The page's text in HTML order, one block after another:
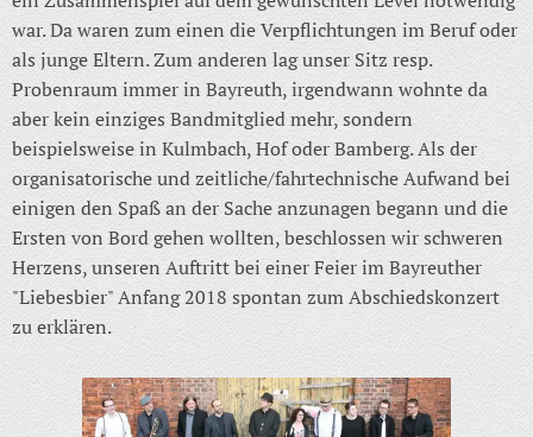
war. Da waren zum einen die Verpflichtungen im Beruf oder
als junge Eltern. Zum anderen lag unser Sitz resp.
Probenraum immer in Bayreuth, irgendwann wohnte da
aber kein einziges Bandmitglied mehr, sondern
beispielsweise in Kulmbach, Hof oder Bamberg. Als der
organisatorische und zeitliche/fahrtechnische Aufwand bei
einigen den Spaß an der Sache anzunagen begann und die
Ersten von Bord gehen wollten, beschlossen wir schweren
Herzens, unseren Auftritt bei einer Feier im Bayreuther
"Liebesbier" Anfang 2018 spontan zum Abschiedskonzert
zu erklären.